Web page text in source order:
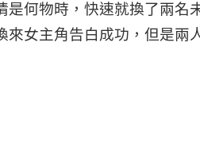
何物時，快速就換了兩名
女主角告白成功，但是兩